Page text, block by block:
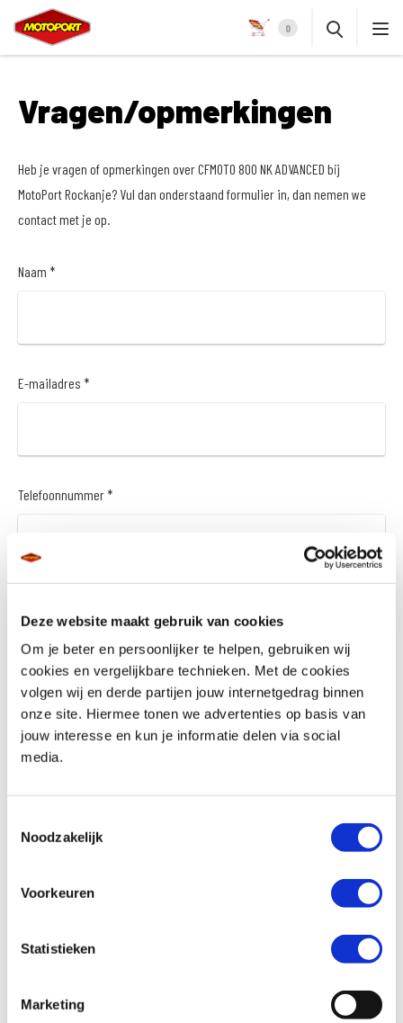
Deze website maakt gebruik van cookies
Om je beter en persoonlijker te helpen, gebruiken wij
cookies en vergelijkbare technieken. Met de cookies
volgen wij en derde partijen jouw internetgedrag binnen
onze site. Hiermee tonen we advertenties op basis van
jouw interesse en kun je informatie delen via social
media.
Noodzakelijk
Voorkeuren
Statistieken
Marketing
0
Vragen/opmerkingen
Heb je vragen of opmerkingen over CFMOTO 800 NK ADVANCED bij
MotoPort Rockanje? Vul dan onderstaand formulier in, dan nemen we
contact met je op.
Naam *
E-mailadres *
Telefoonnummer *
Wil je een financieringsaanbod *